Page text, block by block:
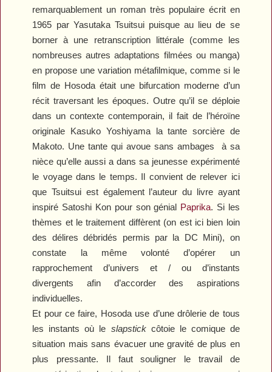
remarquablement un roman très populaire écrit en
1965 par Yasutaka Tsuitsui puisque au lieu de se
borner à une retranscription littérale (comme les
nombreuses autres adaptations filmées ou manga)
en propose une variation métafilmique, comme si le
film de Hosoda était une bifurcation moderne d’un
récit traversant les époques. Outre qu’il se déploie
dans un contexte contemporain, il fait de l’héroïne
originale Kasuko Yoshiyama la tante sorcière de
Makoto. Une tante qui avoue sans ambages
à sa
nièce qu’elle aussi a dans sa jeunesse expérimenté
le voyage dans le temps. Il convient de relever ici
que Tsuitsui est également l’auteur du livre ayant
inspiré Satoshi Kon pour son génial Paprika. Si les
thèmes et le traitement diffèrent (on est ici bien loin
des délires débridés permis par la DC Mini), on
constate la même volonté d’opérer un
rapprochement d’univers et / ou d’instants
divergents afin d’accorder des aspirations
individuelles.
Et pour ce faire, Hosoda use d’une drôlerie de tous
les instants où le slapstickcôtoie le comique de
situation mais sans évacuer une gravité de plus en
plus pressante. Il faut souligner le travail de